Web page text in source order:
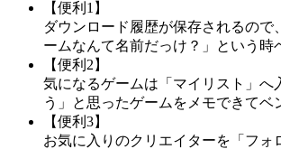
【便利1】
ダウンロード履歴が保存されるので
ームなんて名前だっけ？」という時
【便利2】
気になるゲームは「マイリスト」へ
う」と思ったゲームをメモできてベ
【便利3】
お気に入りのクリエイターを「フォ